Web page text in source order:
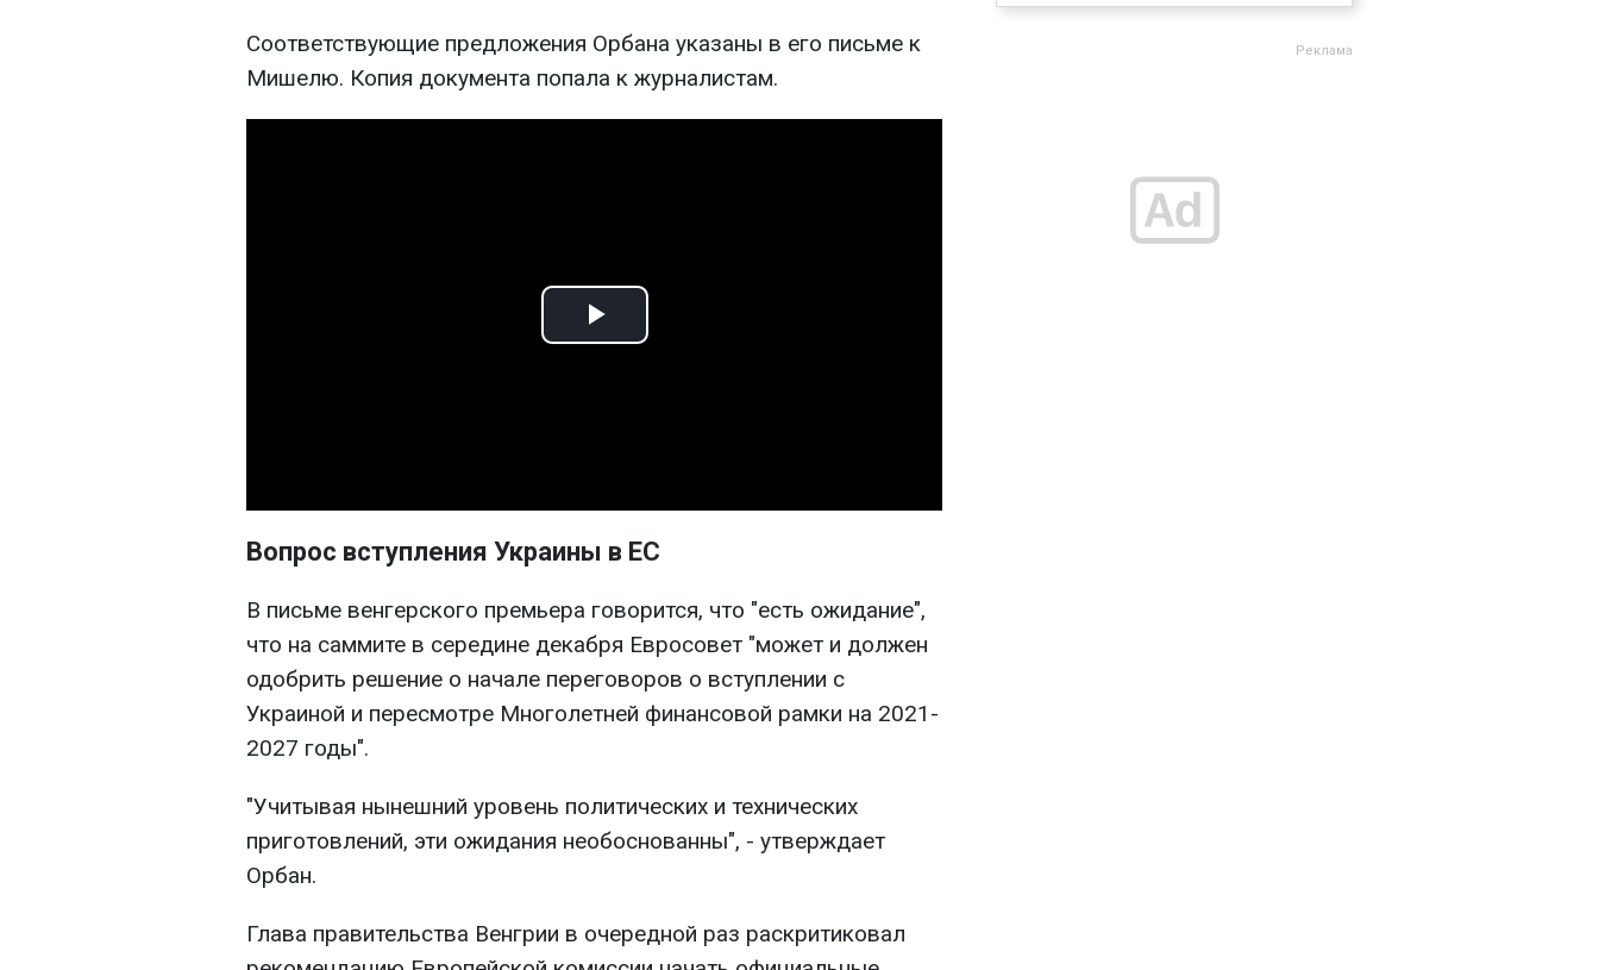
Соответствующие предложения Орбана указаны в его письме к
Мишелю. Копия документа попала к журналистам.
Play
Вопрос вступления Украины в ЕС
В письме венгерского премьера говорится, что "есть ожидание",
что на саммите в середине декабря Евросовет "может и должен
одобрить решение о начале переговоров о вступлении с
Украиной и пересмотре Многолетней финансовой рамки на 2021-
2027 годы".
"Учитывая нынешний уровень политических и технических
приготовлений, эти ожидания необоснованны", - утверждает
Орбан.
Глава правительства Венгрии в очередной раз раскритиковал